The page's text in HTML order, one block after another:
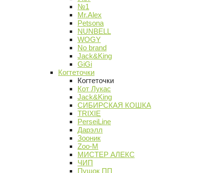
№1
Mr.Alex
Petsona
NUNBELL
WOGY
No brand
Jack&King
GiGi
Когтеточки
Когтеточки
Кот Лукас
Jack&King
СИБИРСКАЯ КОШКА
TRIXIE
PerseiLine
Дарэлл
Зооник
Zoo-M
МИСТЕР АЛЕКС
ЧИП
Пушок ПП